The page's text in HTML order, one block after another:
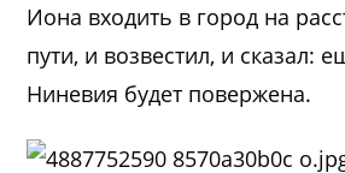
Иона входить в город на
пути, и возвестил, и сказал:
Ниневия будет повержена.